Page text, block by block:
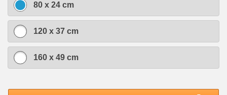
80 x 24 cm
120 x 37 cm
160 x 49 cm